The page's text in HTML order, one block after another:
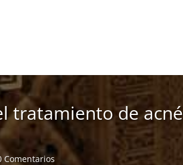
tratamiento de acné
Comentarios